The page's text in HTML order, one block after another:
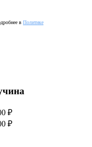
в Политике
₽
₽